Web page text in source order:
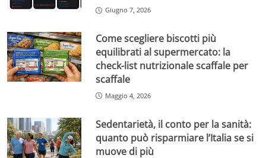
Giugno 7, 2026
Come scegliere biscotti più
equilibrati al supermercato: la
check-list nutrizionale scaffale per
scaffale
Maggio 4, 2026
Sedentarietà, il conto per la sanità:
quanto può risparmiare l’Italia se si
muove di più